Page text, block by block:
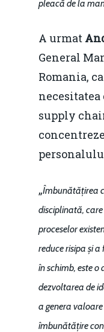
pleacă de la
A urmat
General
Romania,
necesitatea
supply
„Îmbunătățirea
disciplinată,
proceselor
reduce risipa și
în schimb, este
dezvoltarea de
a genera
îmbunătățire